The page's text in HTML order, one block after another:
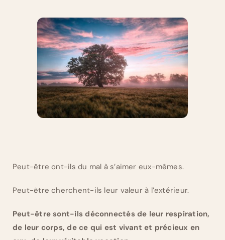
Peut-être ont-ils du mal à s’aimer eux-mêmes.
Peut-être cherchent-ils leur valeur à l’extérieur.
Peut-être sont-ils déconnectés de leur respiration,
de leur corps, de ce qui est vivant et précieux en